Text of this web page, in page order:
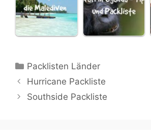
Kategorien
Packlisten Länder
Hurricane Packliste
Southside Packliste